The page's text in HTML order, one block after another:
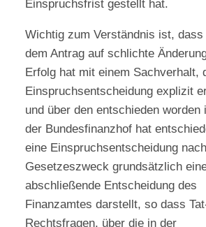
Einspruchsfrist gestellt hat.
Wichtig zum Verständnis ist, dass
dem Antrag auf schlichte
Erfolg hat mit einem Sachverhalt,
Einspruchsentscheidung explizit
und über den entschieden worden
der Bundesfinanzhof hat
eine Einspruchsentscheidung
Gesetzeszweck grundsätzlich
abschließende Entscheidung des
Finanzamtes darstellt, so dass
Rechtsfragen, über die in der